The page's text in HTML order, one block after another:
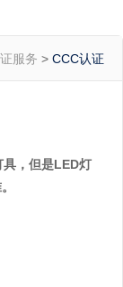
服务 > CCC认证
，但是LED灯